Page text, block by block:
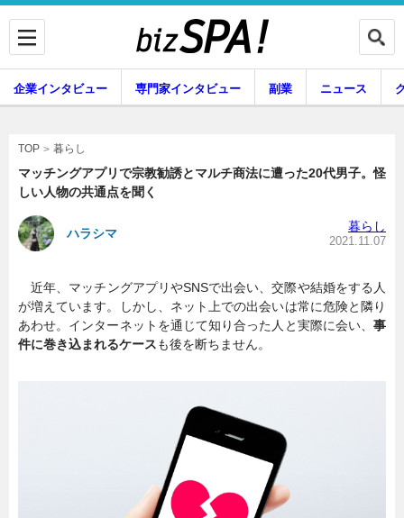
専門家インタビュー
副業 ニュース
エンタメ
連載一覧
企業インタビュー 専門家インタビュー 副業 ニュース
TOP 暮らし
マッチングアプリで宗教勧誘とマルチ商法に遭った20代男子。怪
しい人物の共通点を聞く
ハラシマ 暮らし
2021.11.07
近年、マッチングアプリやSNSで出会い、交際や結婚をする人
が増えています。しかし、ネット上での出会いは常に危険と隣り
あわせ。インターネットを通じて知り合った人と実際に会い、 事
件に巻き込まれるケースも後を断ちません。